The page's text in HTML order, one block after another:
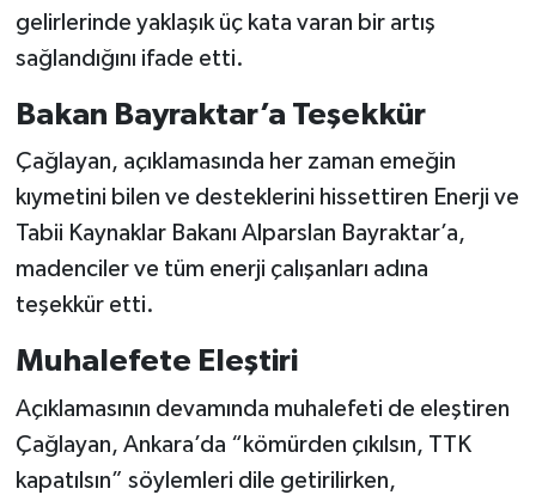
gelirlerinde yaklaşık üç kata varan bir artış
sağlandığını ifade etti.
Bakan Bayraktar’a Teşekkür
Çağlayan, açıklamasında her zaman emeğin
kıymetini bilen ve desteklerini hissettiren Enerji ve
Tabii Kaynaklar Bakanı Alparslan Bayraktar’a,
madenciler ve tüm enerji çalışanları adına
teşekkür etti.
Muhalefete Eleştiri
Açıklamasının devamında muhalefeti de eleştiren
Çağlayan, Ankara’da “kömürden çıkılsın, TTK
kapatılsın” söylemleri dile getirilirken,